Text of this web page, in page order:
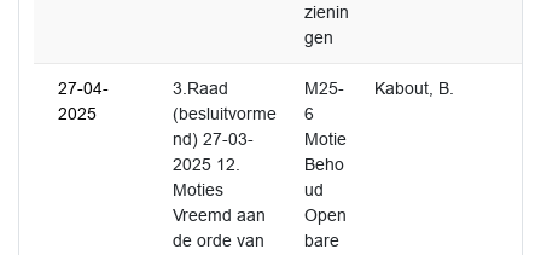
zienin
gen
27-04-
2025
3.Raad
(besluitvorme
nd) 27-03-
2025 12.
Moties
Vreemd aan
de orde van
M25-
6
Motie
Beho
ud
Open
bare
Kabout, B.